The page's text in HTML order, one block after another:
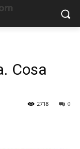
Cosa
0
2718